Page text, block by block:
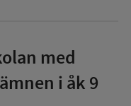
med
i åk 9